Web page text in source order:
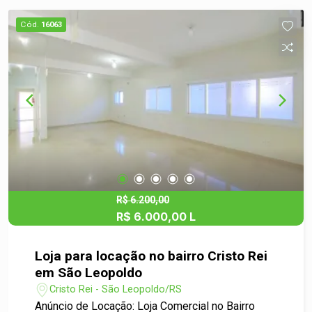
privilegiada, com fácil acesso à estação do trem,
mercados e à principal avenida de entrada da
instale seu negócio em um dos melhores pontos
do Centro de São Leopoldo!
Cód. 16063
R$ 6.200,00
R$ 6.000,00 L
Loja para locação no bairro Cristo Rei
em São Leopoldo
Cristo Rei - São Leopoldo/RS
Anúncio de Locação: Loja Comercial no Bairro